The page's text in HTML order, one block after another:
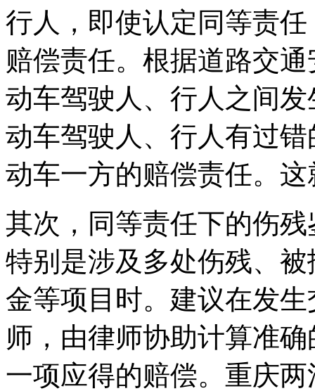
行人，即使认定同等责
赔偿责任。根据道路交
动车驾驶人、行人之间
动车驾驶人、行人有过
动车一方的赔偿责任。
其次，同等责任下的伤
特别是涉及多处伤残、
金等项目时。建议在发
师，由律师协助计算准
一项应得的赔偿。重庆